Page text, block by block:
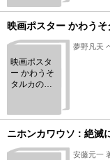
映画ポスター かわう
映画ポスタ
ー かわうそ
タルカの冒
夢野凡天
ニホンカワウソ : 絶滅
安藤元一